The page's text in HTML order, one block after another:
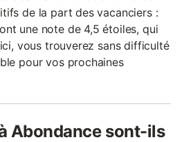
de la part des vacanciers :
une note de 4,5 étoiles, qui
vous trouverez sans difficulté
pour vos prochaines
Abondance sont-ils